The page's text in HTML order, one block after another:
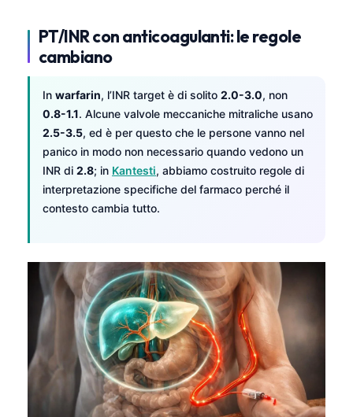
PT/INR con anticoagulanti: le regole
cambiano
In warfarin, l’INR target è di solito 2.0-3.0, non
0.8-1.1. Alcune valvole meccaniche mitraliche usano
2.5-3.5, ed è per questo che le persone vanno nel
panico in modo non necessario quando vedono un
INR di 2.8; in Kantesti, abbiamo costruito regole di
interpretazione specifiche del farmaco perché il
contesto cambia tutto.